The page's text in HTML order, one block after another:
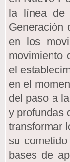
la línea de
Generación
en los
movimiento
el
en el
del paso a
y profundas
transformar
su
bases de